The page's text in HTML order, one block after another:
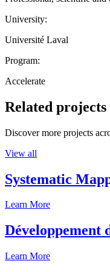
University:
Université Laval
Program:
Accelerate
Related projects
Discover more projects
View all
Systematic
Learn More
Développement
Learn More